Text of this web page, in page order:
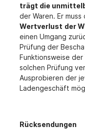
trägt die
der Waren. Er
Wertverlust der
einen Umgang
Prüfung der
Funktionsweise
solchen Prüfung
Ausprobieren der
Ladengeschäft
Rücksendungen